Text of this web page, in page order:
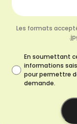
Les formats
En soumettant
informations
pour permettre
demande.